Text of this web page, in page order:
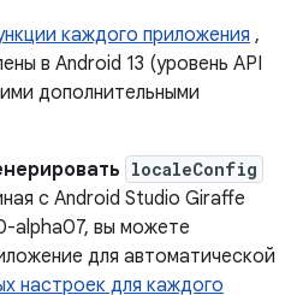
каждого приложения ,
в Android 13 (уровень API
дополнительными
localeConfig
с Android Studio Giraffe
alpha07, вы можете
для автоматической
настроек для каждого